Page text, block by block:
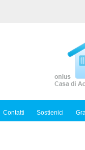
Contatti Sostienici